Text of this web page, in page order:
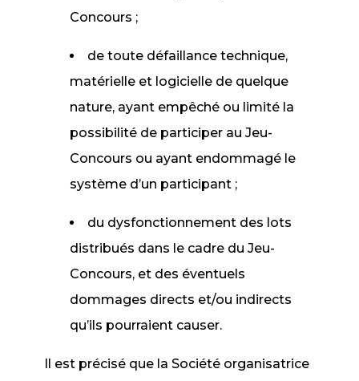
Concours ;
de toute défaillance technique,
matérielle et logicielle de quelque
nature, ayant empêché ou limité la
possibilité de participer au Jeu-
Concours ou ayant endommagé le
système d’un participant ;
du dysfonctionnement des lots
distribués dans le cadre du Jeu-
Concours, et des éventuels
dommages directs et/ou indirects
qu’ils pourraient causer.
Il est précisé que la Société organisatrice